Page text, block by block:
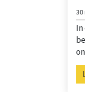
30